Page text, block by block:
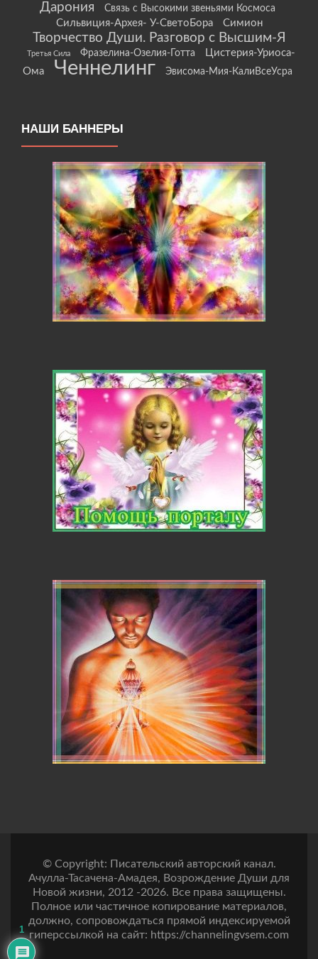
Дарония
Связь с Высокими звеньями Космоса
Сильвиция-Архея- У-СветоБора Симион
Творчество Души. Разговор с Высшим-Я
Третья Сила Фразелина-Озелия-Готта
Цистерия-Уриоса-
Ома
Ченнелинг Эвисома-Мия-КалиВсеУсра
НАШИ БАННЕРЫ
© Copyright: Писательский авторский канал.
Ачулла-Тасачена-Амадея, Возрождение Души для
Новой жизни, 2012 -2026. Все права защищены.
Полное или частичное копирование материалов,
должно, сопровождаться прямой индексируемой
гиперссылкой на сайт: https://channelingvsem.com
1